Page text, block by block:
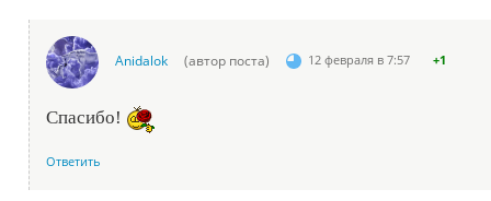
Anidalok (автор поста) 12 февраля в 7:57 +1
Спасибо!
Ответить